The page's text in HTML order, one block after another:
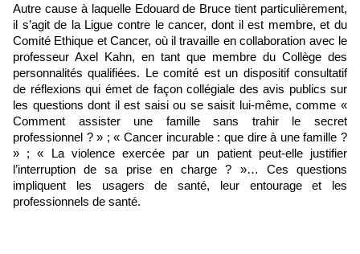
Autre cause à laquelle Edouard de Bruce tient particulièrement,
il s’agit de la Ligue contre le cancer, dont il est membre, et du
Comité Ethique et Cancer, où il travaille en collaboration avec le
professeur Axel Kahn, en tant que membre du Collège des
personnalités qualifiées. Le comité est un dispositif consultatif
de réflexions qui émet de façon collégiale des avis publics sur
les questions dont il est saisi ou se saisit lui-même, comme «
Comment assister une famille sans trahir le secret
professionnel ? » ; « Cancer incurable : que dire à une famille ?
» ; « La violence exercée par un patient peut-elle justifier
l’interruption de sa prise en charge ? »… Ces questions
impliquent les usagers de santé, leur entourage et les
professionnels de santé.